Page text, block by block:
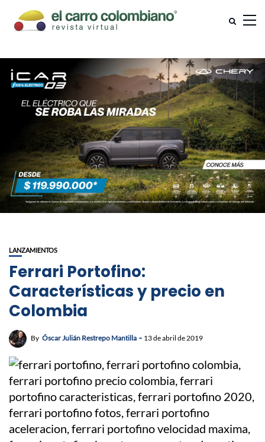
LANZAMIENTOS
Ferrari Portofino:
Características y precio en
Colombia
By Óscar Julián Restrepo Mantilla 13 de abril de 2019